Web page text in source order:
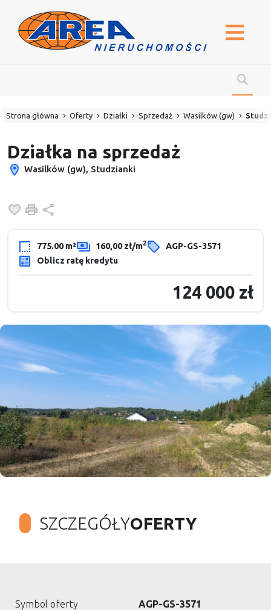
Strona główna Oferty Działki Sprzedaż Wasilków (gw)
Działka na sprzedaż
Wasilków (gw), Studzianki
Dodaj do ulubionych
Drukuj
775.00 m² 160,00 zł/m2
AGP-GS-3571
Oblicz ratę kredytu
124 000 zł
SZCZEGÓŁYOFERTY
Symbol oferty
AGP-GS-3571